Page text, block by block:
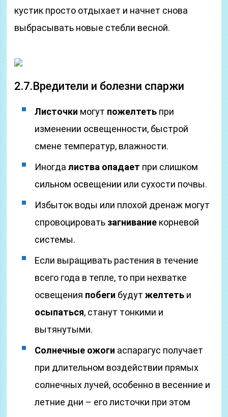
кустик просто отдыхает и начнет снова
выбрасывать новые стебли весной.
2.7.Вредители и болезни спаржи
Листочки могут пожелтеть при
изменении освещенности, быстрой
смене температур, влажности.
Иногдалиства опадает при слишком
сильном освещении или сухости почвы.
Избыток воды или плохой дренаж могут
спровоцировать загнивание корневой
системы.
Если выращивать растения в течение
всего года в тепле, то при нехватке
освещения побеги будутжелтеть и
осыпаться, станут тонкими и
вытянутыми.
Солнечные ожоги аспарагус получает
при длительном воздействии прямых
солнечных лучей, особенно в весенние и
летние дни – его листочки при этом